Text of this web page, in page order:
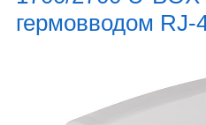
гермовводом RJ-